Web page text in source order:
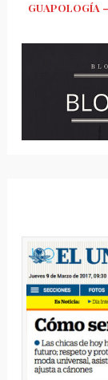
GUAPOLOGÍA